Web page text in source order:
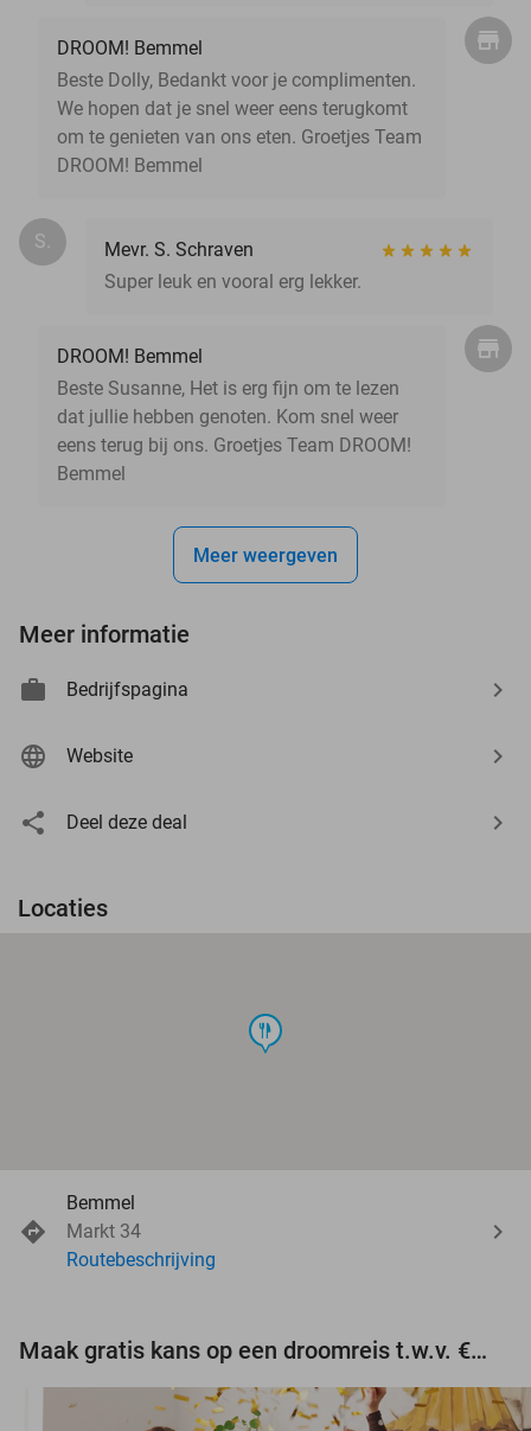
DROOM! Bemmel
Beste Dolly, Bedankt voor je complimenten.
We hopen dat je snel weer eens terugkomt
om te genieten van ons eten. Groetjes Team
DROOM! Bemmel
S.
Mevr. S. Schraven
Super leuk en vooral erg lekker.
DROOM! Bemmel
Beste Susanne, Het is erg fijn om te lezen
dat jullie hebben genoten. Kom snel weer
eens terug bij ons. Groetjes Team DROOM!
Bemmel
Meer weergeven
Meer informatie
Bedrijfspagina
Website
Deel deze deal
Locaties
food
Bemmel
Markt 34
Routebeschrijving
Maak gratis kans op een droomreis t.w.v. €3.000!